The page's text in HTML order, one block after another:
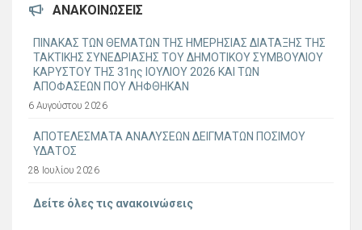
ΑΝΑΚΟΙΝΏΣΕΙΣ
ΠΙΝΑΚΑΣ ΤΩΝ ΘΕΜΑΤΩΝ ΤΗΣ ΗΜΕΡΗΣΙΑΣ ΔΙΑΤΑΞΗΣ ΤΗΣ
ΤΑΚΤΙΚΗΣ ΣΥΝΕΔΡΙΑΣΗΣ ΤΟΥ ΔΗΜΟΤΙΚΟΥ ΣΥΜΒΟΥΛΙΟΥ
ΚΑΡΥΣΤΟΥ ΤΗΣ 31ης ΙΟΥΛΙΟΥ 2026 ΚΑΙ ΤΩΝ
ΑΠΟΦΑΣΕΩΝ ΠΟΥ ΛΗΦΘΗΚΑΝ
6 Αυγούστου 2026
ΑΠΟΤΕΛΕΣΜΑΤΑ ΑΝΑΛΥΣΕΩΝ ΔΕΙΓΜΑΤΩΝ ΠΟΣΙΜΟΥ
ΥΔΑΤΟΣ
28 Ιουλίου 2026
Δείτε όλες τις ανακοινώσεις